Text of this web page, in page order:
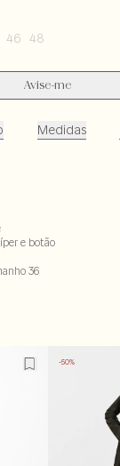
46 48
Avise-me
Medidas
e botão
36
-50%